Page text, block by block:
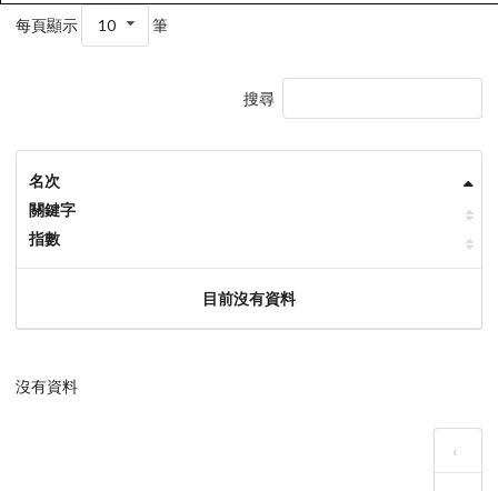
每頁顯示 10 筆
搜尋
名次
關鍵字
指數
目前沒有資料
沒有資料
‹